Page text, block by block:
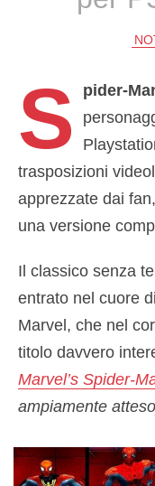
S pider-
trasposizioni
apprezzate dai
una versione
Il classico senza
entrato nel cuore
Marvel, che nel
titolo davvero
Marvel’s Spider-
ampiamente